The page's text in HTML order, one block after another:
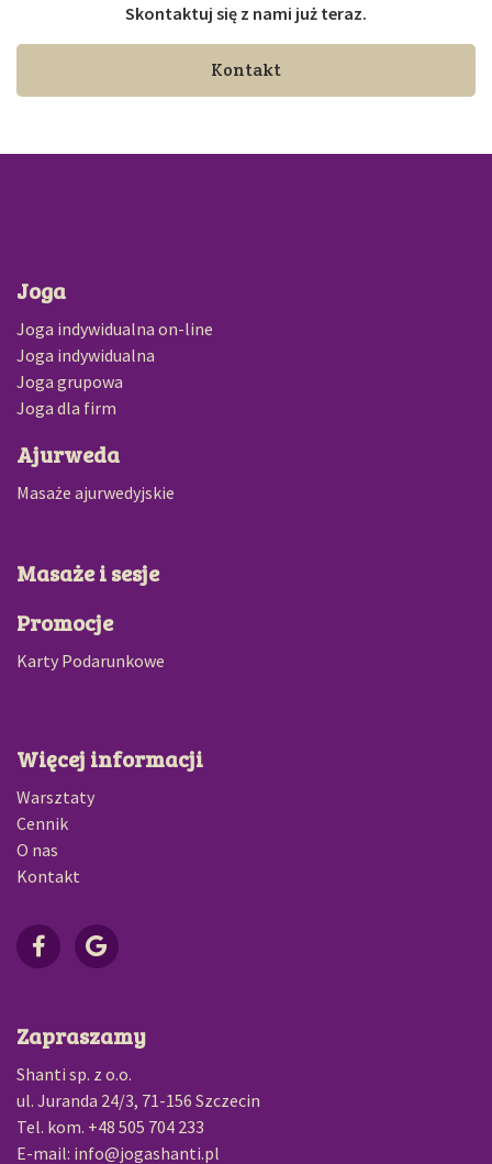
Skontaktuj się z nami już teraz.
Kontakt
Joga
Joga indywidualna on-line
Joga indywidualna
Joga grupowa
Joga dla firm
Ajurweda
Masaże ajurwedyjskie
Masaże i sesje
Promocje
Karty Podarunkowe
Więcej informacji
Warsztaty
Cennik
O nas
Kontakt
Zapraszamy
Shanti sp. z o.o.
ul. Juranda 24/3, 71-156 Szczecin
Tel. kom. +48 505 704 233
E-mail: info@jogashanti.pl